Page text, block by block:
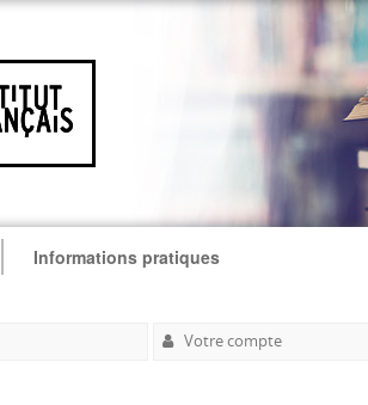
Informations pratiques
Votre compte